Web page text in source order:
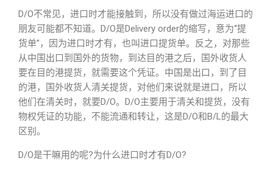
D/O不常见，进口时才能接触到，所以没有做过海运进口的
朋友可能都不知道。D/O是Delivery order的缩写，意为“提
货单”，因为进口时才有，也叫进口提货单。反之，对那些
从中国出口到国外的货物，到达目的港之后，国外收货人
要在目的港提货，就需要这个凭证。中国是出口，到了目
的港，国外收货人清关提货，对他们来说就是进口，所以
他们在清关时，就要D/O。D/O主要用于清关和提货，没有
物权凭证的功能，不能流通和转让，这是D/O和B/L的最大
区别。
D/O是干嘛用的呢?为什么进口时才有D/O?